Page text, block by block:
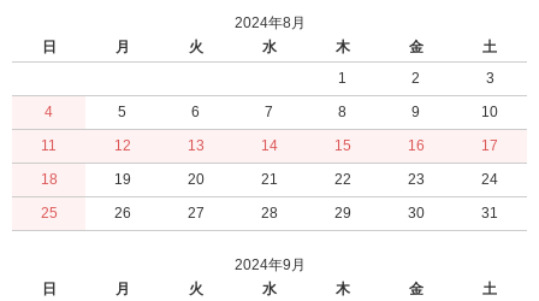
2024年8月
日
月 火 水 木 金
土
1
2
3
4
5 6 7 8 9
10
11
12 13 14 15 16
17
18
19 20 21 22 23
24
25
26 27 28 29 30 31
2024年9月
日
月 火 水 木 金
土